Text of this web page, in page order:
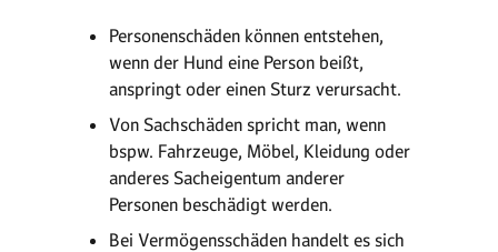
Personenschäden können entstehen,
wenn der Hund eine Person beißt,
anspringt oder einen Sturz verursacht.
Von Sachschäden spricht man, wenn
bspw. Fahrzeuge, Möbel, Kleidung oder
anderes Sacheigentum anderer
Personen beschädigt werden.
Bei Vermögensschäden handelt es sich